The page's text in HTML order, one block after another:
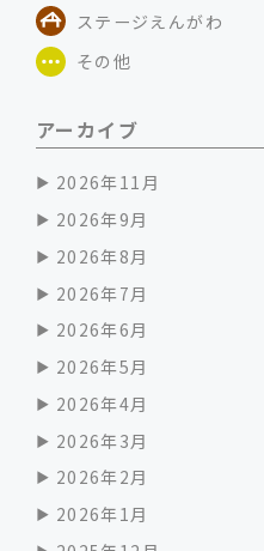
ステージえんがわ
その他
アーカイブ
2026年11月
2026年9月
2026年8月
2026年7月
2026年6月
2026年5月
2026年4月
2026年3月
2026年2月
2026年1月